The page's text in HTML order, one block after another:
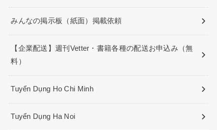
みんなの掲示板（紙面）掲載依頼
【企業配送】週刊Vetter・書籍各種の配送お申込み（無
料）
Tuyển Dụng Ho Chi Minh
Tuyển Dụng Ha Noi